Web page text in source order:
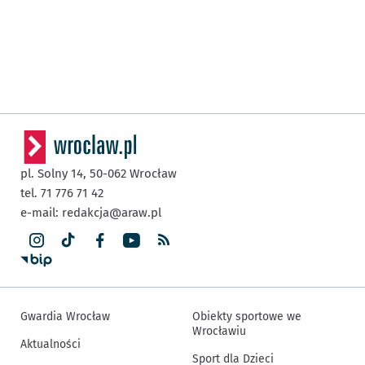
pl. Solny 14, 50-062 Wrocław
tel. 71 776 71 42
e-mail: redakcja@araw.pl
Gwardia Wrocław
Aktualności
Obiekty sportowe we
Wrocławiu
Sport dla Dzieci